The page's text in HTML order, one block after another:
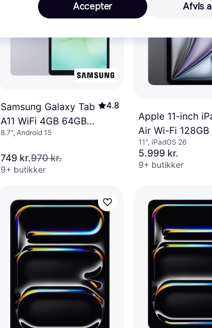
Samsung Galaxy Tab
A11 WiFi 4GB 64GB
Silver
4.8
8.7", Android 15
749 kr.970 kr.
9+ butikker
Apple 11-inch
Air Wi-Fi
Space Gray (M4)
11", iPadOS 26
5.999 kr.
9+ butikker
Afvis
Accepter